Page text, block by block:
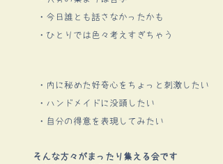
​・今日誰とも話さなかったかも
​・ひとりでは色々考えすぎちゃう
・内に秘めた好奇心をちょっと刺激したい​
・ハンドメイドに没頭したい
​・自分の得意を表現してみたい
そんな方々がまったり集える会です